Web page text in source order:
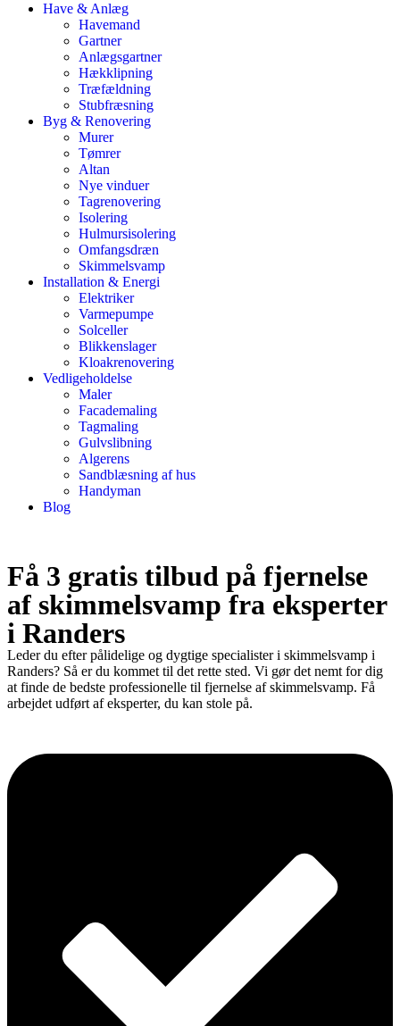
Have & Anlæg
Havemand
Gartner
Anlægsgartner
Hækklipning
Træfældning
Stubfræsning
Byg & Renovering
Murer
Tømrer
Altan
Nye vinduer
Tagrenovering
Isolering
Hulmursisolering
Omfangsdræn
Skimmelsvamp
Installation & Energi
Elektriker
Varmepumpe
Solceller
Blikkenslager
Kloakrenovering
Vedligeholdelse
Maler
Facademaling
Tagmaling
Gulvslibning
Algerens
Sandblæsning af hus
Handyman
Blog
Få 3 gratis tilbud på fjernelse
af skimmelsvamp fra eksperter
i Randers
Leder du efter pålidelige og dygtige specialister i skimmelsvamp i
Randers? Så er du kommet til det rette sted. Vi gør det nemt for dig
at finde de bedste professionelle til fjernelse af skimmelsvamp. Få
arbejdet udført af eksperter, du kan stole på.